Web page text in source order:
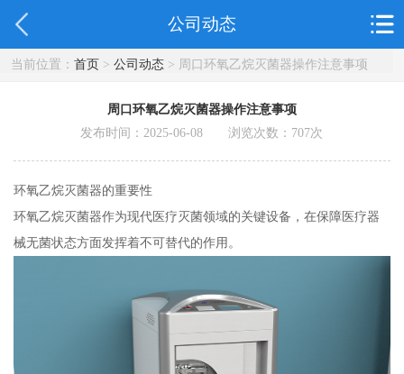
公司动态
当前位置： 首页> 公司动态> 周口环氧乙烷灭菌器操作注意事项
周口环氧乙烷灭菌器操作注意事项
发布时间：2025-06-08 浏览次数： 707次
环氧乙烷灭菌器的重要性
环氧乙烷灭菌器作为现代医疗灭菌领域的关键设备，在保障医疗器
械无菌状态方面发挥着不可替代的作用。